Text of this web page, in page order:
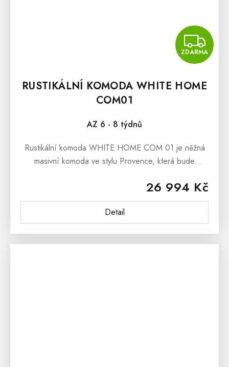
ZDARMA
RUSTIKÁLNÍ KOMODA WHITE HOME
COM01
AZ 6 - 8 týdnů
26 994 Kč
Detail
Rustikální komoda WHITE HOME COM 01 je něžná
masivní komoda ve stylu Provence, která bude
interiéru.Rustikální komoda WHITE HOME COM 01...